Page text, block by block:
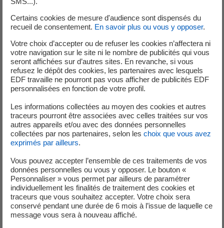
l’électricité bas carbone
Mis à jour le 20/10/2025
MX3D
Certains cookies de mesure d'audience sont dispensés du
recueil de consentement. En savoir plus ou vous y opposer.
Votre choix d’accepter ou de refuser les cookies n’affectera ni
votre navigation sur le site ni le nombre de publicités qui vous
seront affichées sur d’autres sites. En revanche, si vous
refusez le dépôt des cookies, les partenaires avec lesquels
EDF travaille ne pourront pas vous afficher de publicités EDF
personnalisées en fonction de votre profil.
Les informations collectées au moyen des cookies et autres
traceurs pourront être associées avec celles traitées sur vos
autres appareils et/ou avec des données personnelles
collectées par nos partenaires, selon les choix que vous avez
exprimés par ailleurs.
Vous pouvez accepter l’ensemble de ces traitements de vos
données personnelles ou vous y opposer. Le bouton «
Personnaliser » vous permet par ailleurs de paramétrer
individuellement les finalités de traitement des cookies et
traceurs que vous souhaitez accepter. Votre choix sera
conservé pendant une durée de 6 mois à l’issue de laquelle ce
message vous sera à nouveau affiché.